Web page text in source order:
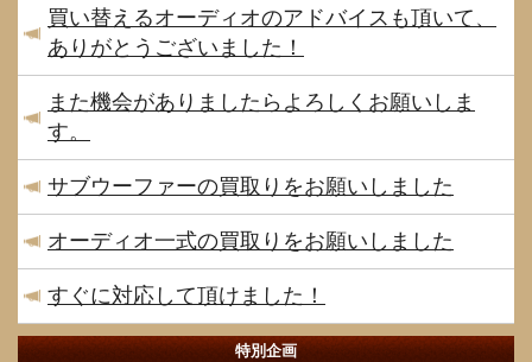
買い替えるオーディオのアドバイスも頂いて、
ありがとうございました！
また機会がありましたらよろしくお願いしま
す。
サブウーファーの買取りをお願いしました
オーディオ一式の買取りをお願いしました
すぐに対応して頂けました！
特別企画